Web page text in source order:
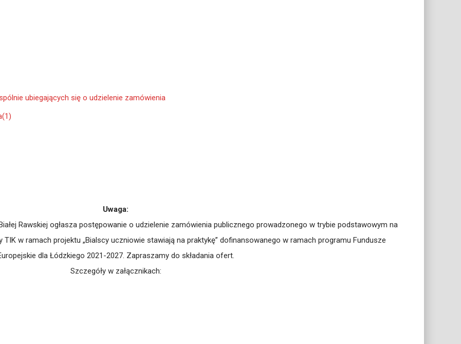
ubiegających się o udzielenie zamówienia
Uwaga:
Rawskiej ogłasza postępowanie o udzielenie zamówienia publicznego prowadzonego w trybie podstawowym na
w ramach projektu „Bialscy uczniowie stawiają na praktykę” dofinansowanego w ramach programu Fundusze
dla Łódzkiego 2021-2027. Zapraszamy do składania ofert.
Szczegóły w załącznikach: